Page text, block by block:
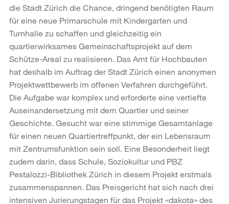
die Stadt Zürich die Chance, dringend benötigten Raum
für eine neue Primarschule mit Kindergarten und
Turnhalle zu schaffen und gleichzeitig ein
quartierwirksames Gemeinschaftsprojekt auf dem
Schütze-Areal zu realisieren. Das Amt für Hochbauten
hat deshalb im Auftrag der Stadt Zürich einen anonymen
Projektwettbewerb im offenen Verfahren durchgeführt.
Die Aufgabe war komplex und erforderte eine vertiefte
Auseinandersetzung mit dem Quartier und seiner
Geschichte. Gesucht war eine stimmige Gesamtanlage
für einen neuen Quartiertreffpunkt, der ein Lebensraum
mit Zentrumsfunktion sein soll. Eine Besonderheit liegt
zudem darin, dass Schule, Soziokultur und PBZ
Pestalozzi-Bibliothek Zürich in diesem Projekt erstmals
zusammenspannen. Das Preisgericht hat sich nach drei
intensiven Jurierungstagen für das Projekt «dakota» des